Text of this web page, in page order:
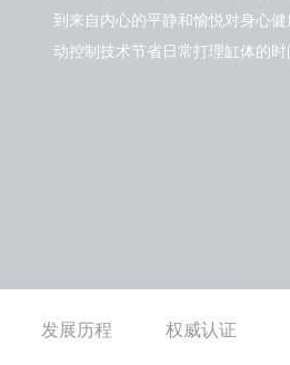
发展历程 权威认证
到来自内心的平静和愉悦对身心
动控制技术节省日常打理缸体的